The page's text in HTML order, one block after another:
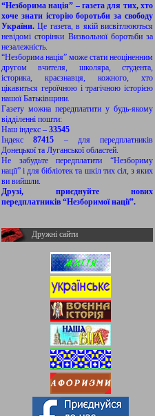
“Незборима нація” – газета для тих, хто
хоче знати історію боротьби за свободу
України.Це газета, в якій висвітлюються
невідомі сторінки Визвольної боротьби за
незалежність.
“Незборима нація” може стати неоціненним
другом вчителя, школяра, студента,
історика, краєзнавця, кожного, хто
цікавиться героїчною і трагічною історією
нашої Батьківщини.
Газету можна передплатити у будь-якому
відділенні пошти:
Наш індекс – 33545
Індекс87415 – для передплатників
Донецької та Луганської областей.
Не забудьте передплатити “Незбориму
нації” і для бібліотек та шкіл тих сіл, з яких
ви вийшли.
Друзі, приєднуйте нових
передплатників “Незборимої нації”.
Дружні сайти